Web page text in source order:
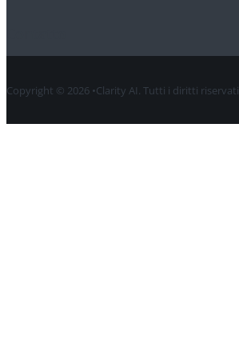
Copyright © 2026 •Clarity AI. Tutti i diritti riservati.